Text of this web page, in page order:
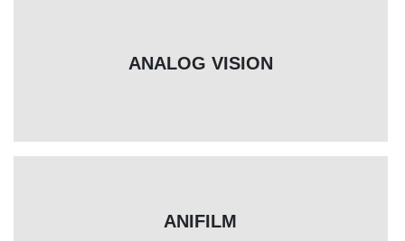
ANALOG VISION
ANIFILM